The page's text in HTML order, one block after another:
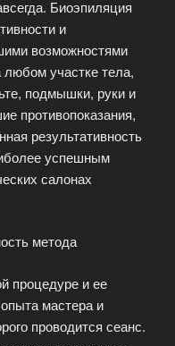
Биоэпиляция
и
возможностями
участке тела,
подмышки, руки и
противопоказания,
результативность
успешным
салонах
метода
процедуре и ее
мастера и
проводится сеанс.